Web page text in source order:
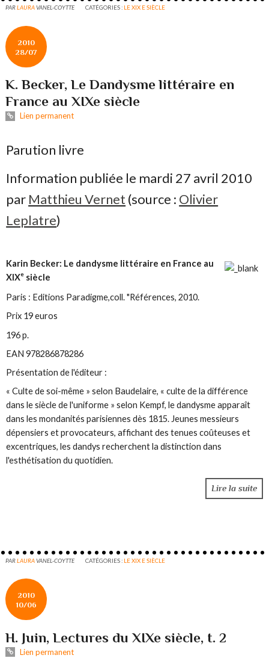
PARLAURAVANEL-COYTTE CATÉGORIES : LE XIX E SIÈCLE
2010
28/07
K. Becker, Le Dandysme littéraire en
France au XIXe siècle
Lien permanent
Parution livre
Information publiée le mardi 27 avril 2010
par Matthieu Vernet (source : Olivier
Leplatre)
Karin Becker: Le dandysme littéraire en France au
XIXe siècle
Paris : Editions Paradigme,coll. "Références, 2010.
Prix 19 euros
196 p.
EAN 978286878286
Présentation de l'éditeur :
« Culte de soi-même » selon Baudelaire, « culte de la différence
dans le siècle de l'uniforme » selon Kempf, le dandysme apparaît
dans les mondanités parisiennes dès 1815. Jeunes messieurs
dépensiers et provocateurs, affichant des tenues coûteuses et
excentriques, les dandys recherchent la distinction dans
l'esthétisation du quotidien.
Lire la suite
PARLAURAVANEL-COYTTE CATÉGORIES : LE XIX E SIÈCLE
2010
10/06
H. Juin, Lectures du XIXe siècle, t. 2
Lien permanent